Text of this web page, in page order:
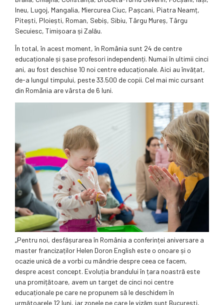
Ineu, Lugoj, Mangalia, Miercurea Ciuc, Pașcani, Piatra Neamț,
Pitești, Ploiești, Roman, Sebiș, Sibiu, Târgu Mureș, Târgu
Secuiesc, Timișoara și Zalău.
În total, în acest moment, în România sunt 24 de centre
educaționale și șase profesori independenți. Numai în ultimii cinci
ani, au fost deschise 10 noi centre educaționale. Aici au învățat,
de-a lungul timpului, peste 33.500 de copii. Cel mai mic cursant
din România are vârsta de 6 luni.
„Pentru noi, desfășurarea în România a conferinței aniversare a
master francizaților Helen Doron English este o onoare și o
ocazie unică de a vorbi cu mândrie despre ceea ce facem,
despre acest concept. Evoluția brandului în țara noastră este
una promițătoare, avem un target de cinci noi centre
educaționale pe care ne propunem să le deschidem în
următoarele 12 luni, iar zonele pe care le vizăm sunt București,